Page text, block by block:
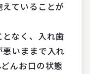
ていることが
なく、入れ歯
いままで入れ
んお口の状態